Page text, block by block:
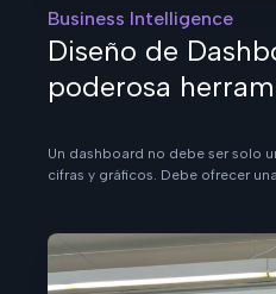
Business Intelligence
Diseño de
poderosa
Un dashboard no debe ser solo
cifras y gráficos. Debe ofrecer